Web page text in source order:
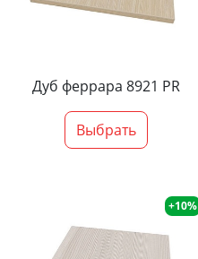
Дуб феррара 8921 PR
Выбрать
+10%